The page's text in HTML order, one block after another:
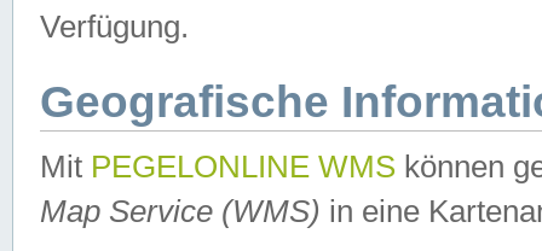
Verfügung.
Geografische
Mit PEGELONLINE WMS können
Map Service (WMS) in eine